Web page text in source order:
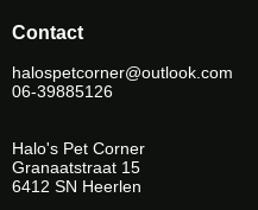
Contact
halospetcorner@outlook.com
06-39885126
Halo's Pet Corner
Granaatstraat 15
6412 SN Heerlen